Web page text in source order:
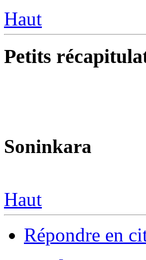
Haut
Petits
Soninkara
Haut
Répondre en